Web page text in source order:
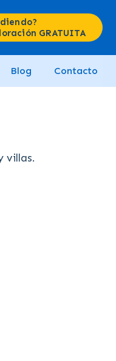
GRATUITA
Blog Contacto
villas.